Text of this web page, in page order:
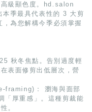
級顯色度。hd.salon
季最具代表性的 3 大剪
為您解構今季必須掌握
秋冬焦點。告別過度輕
表面修剪出低層次，營
： 瀏海與面部
「厚重感」。這種剪裁能
。